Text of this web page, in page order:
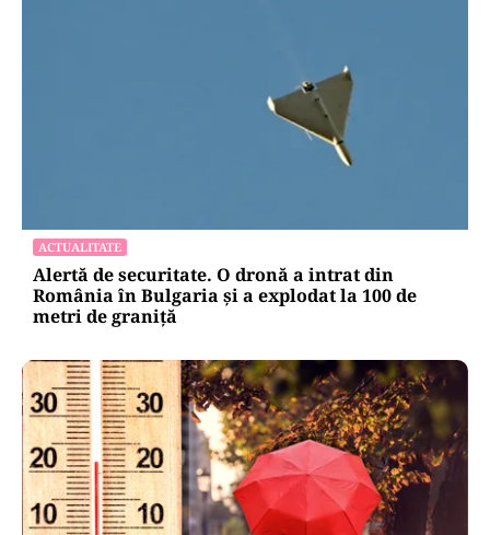
ACTUALITATE
Alertă de securitate. O dronă a intrat din
România în Bulgaria şi a explodat la 100 de
metri de graniţă